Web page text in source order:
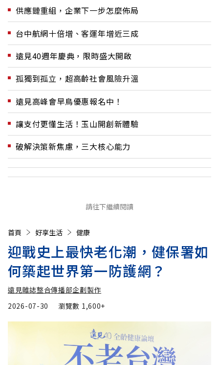
供應鏈重組，企業下一步怎麼佈局
台中航網十倍增、客運年增近三成
遠見40週年慶典，限時盛大開啟
孤獨到孤立，超高齡社會風險升溫
遠見高峰會早鳥優惠報名中！
讓支付更懂生活！玉山開創新體驗
破解決策新焦慮，三大核心能力
請往下繼續閱讀
首頁 好享生活 健康
迎戰史上最快老化潮，健保署如
何築起世界第一防護網？
遠見雜誌整合傳播部企劃製作
2026-07-30
瀏覽數 1,600+